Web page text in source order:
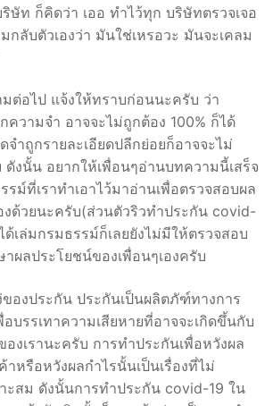
ษัท ก็คิดว่า เออ ทำไว้ทุก บริษัทตรวจเจอ
กลับตัวเองว่า มันใช่เหรอวะ มันจะเคลม
ต่อไป แจ้งให้ทราบก่อนนะครับ ว่า
ความจำ อาจจะไม่ถูกต้อง 100% ก็ได้
จำถูกรายละเอียดปลีกย่อยก็อาจจะไม่
งนั้น อยากให้เพื่อนๆอ่านบทความนี้เสร็จ
ม์ที่เราทำเอาไว้มาอ่านเพื่อตรวจสอบผล
งด้วยนะครับ(ส่วนตัวริวทำประกัน covid-
ด้เล่มกรมธรรม์ก็เลยยังไม่มีให้ตรวจสอบ
ผลประโยชน์ของเพื่อนๆเองครับ
ของประกัน ประกันเป็นผลิตภัฑ์ทางการ
บรรเทาความเสียหายที่อาจจะเกิดขึ้นกับ
งเรานะครับ การทำประกันเพื่อหวังผล
หรือหวังผลกำไรนั้นเป็นเรื่องที่ไม่
ะสม ดังนั้นการทำประกัน covid-19 ใน